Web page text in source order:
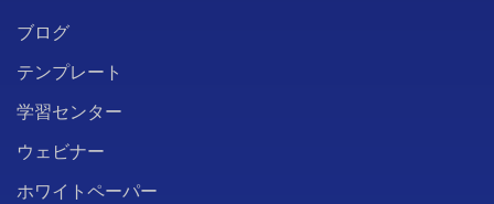
ブログ
テンプレート
学習センター
ウェビナー
ホワイトペーパー